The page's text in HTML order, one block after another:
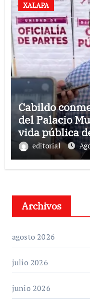
XALAPA
Cabildo
del Palacio
vida pública
editorial
Archivos
agosto 2026
julio 2026
junio 2026